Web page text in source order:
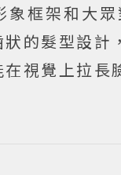
象框架和大
狀的髮型設
視覺上拉長